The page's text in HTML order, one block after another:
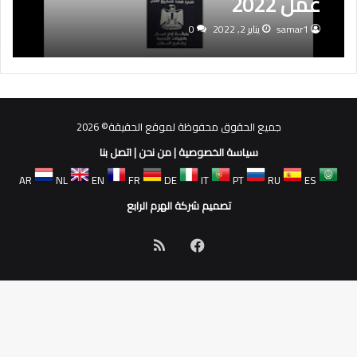
samar1 يناير 2, 2022 0
جميع الحقوق محفوظة لموقع الحقيقة© 2026
سياسة الخصوصية|من نحن|اتصل بنا
AR
NL EN FR DE IT PT RU
ES
تصميم شركة الهرم الرابع
فيسبوك
الموقع